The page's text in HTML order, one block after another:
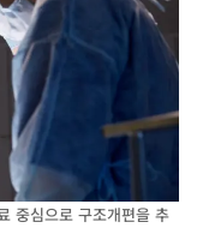
중심으로 구조개편을 추